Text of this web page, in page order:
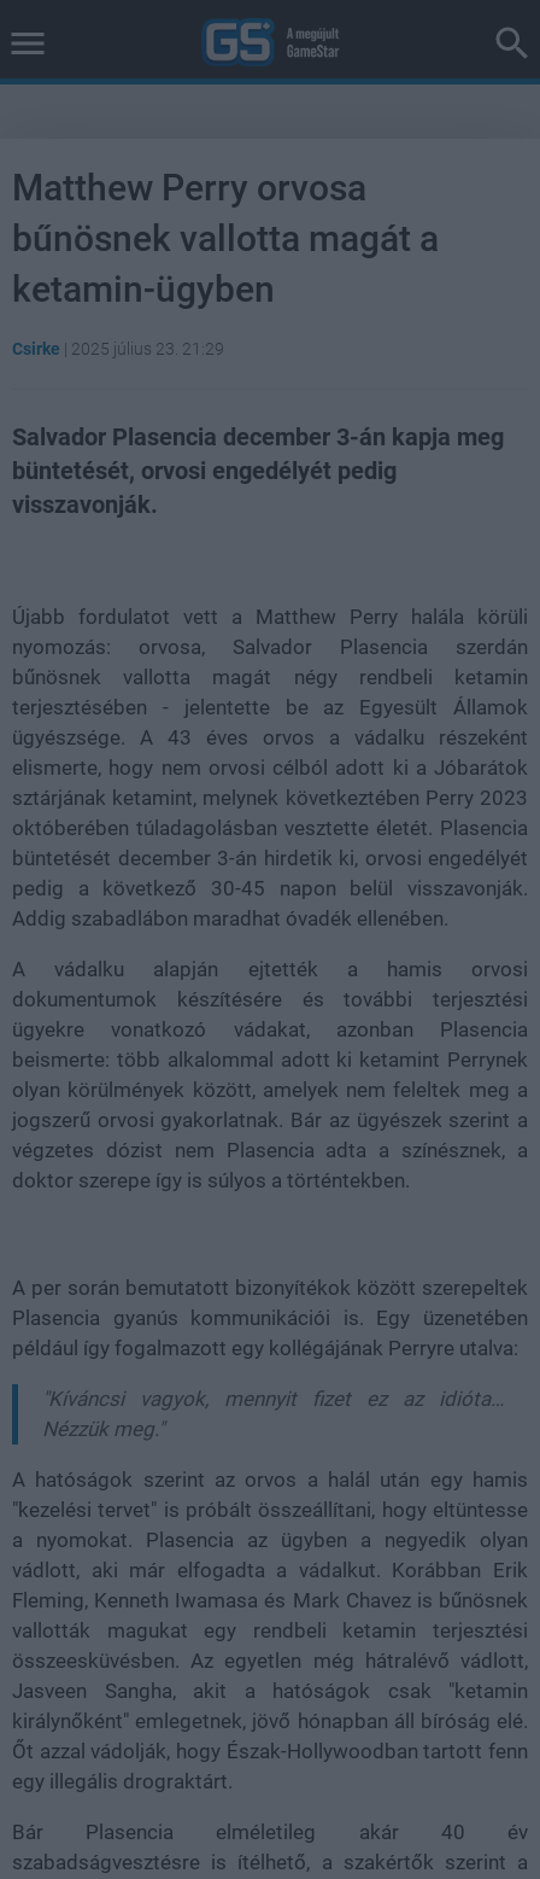
Matthew Perry orvosa
bűnösnek vallotta magát a
ketamin-ügyben
Csirke | 2025 július 23. 21:29
Salvador Plasencia december 3-án kapja meg
büntetését, orvosi engedélyét pedig
visszavonják.
Újabb fordulatot vett a Matthew Perry halála körüli
nyomozás: orvosa, Salvador Plasencia szerdán
bűnösnek vallotta magát négy rendbeli ketamin
terjesztésében - jelentette be az Egyesült Államok
ügyészsége. A 43 éves orvos a vádalku részeként
elismerte, hogy nem orvosi célból adott ki a Jóbarátok
sztárjának ketamint, melynek következtében Perry 2023
októberében túladagolásban vesztette életét. Plasencia
büntetését december 3-án hirdetik ki, orvosi engedélyét
pedig a következő 30-45 napon belül visszavonják.
Addig szabadlábon maradhat óvadék ellenében.
A vádalku alapján ejtették a hamis orvosi
dokumentumok készítésére és további terjesztési
ügyekre vonatkozó vádakat, azonban Plasencia
beismerte: több alkalommal adott ki ketamint Perrynek
olyan körülmények között, amelyek nem feleltek meg a
jogszerű orvosi gyakorlatnak. Bár az ügyészek szerint a
végzetes dózist nem Plasencia adta a színésznek, a
doktor szerepe így is súlyos a történtekben.
A per során bemutatott bizonyítékok között szerepeltek
Plasencia gyanús kommunikációi is. Egy üzenetében
például így fogalmazott egy kollégájának Perryre utalva:
"Kíváncsi vagyok, mennyit fizet ez az idióta…
Nézzük meg."
A hatóságok szerint az orvos a halál után egy hamis
"kezelési tervet" is próbált összeállítani, hogy eltüntesse
a nyomokat. Plasencia az ügyben a negyedik olyan
vádlott, aki már elfogadta a vádalkut. Korábban Erik
Fleming, Kenneth Iwamasa és Mark Chavez is bűnösnek
vallották magukat egy rendbeli ketamin terjesztési
összeesküvésben. Az egyetlen még hátralévő vádlott,
Jasveen Sangha, akit a hatóságok csak "ketamin
királynőként" emlegetnek, jövő hónapban áll bíróság elé.
Őt azzal vádolják, hogy Észak-Hollywoodban tartott fenn
egy illegális drograktárt.
Bár Plasencia elméletileg akár 40 év
szabadságvesztésre is ítélhető, a szakértők szerint a